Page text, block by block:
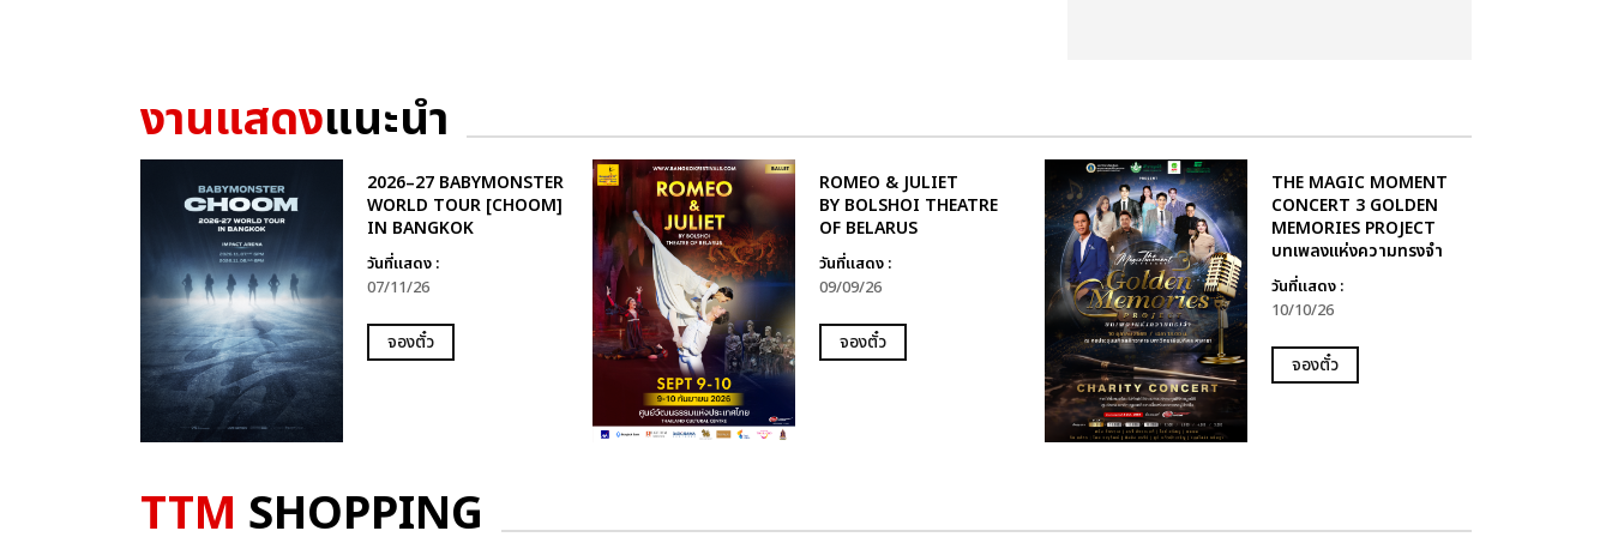
งานแสดงแนะนำ
2026–27 BABYMONSTER
WORLD TOUR [CHOOM]
IN BANGKOK
วันที่แสดง :
07/11/26
จองตั๋ว
ROMEO & JULIET
BY BOLSHOI THEATRE
OF BELARUS
วันที่แสดง :
09/09/26
จองตั๋ว
THE MAGIC MOMENT
CONCERT 3 GOLDEN
MEMORIES PROJECT
บทเพลงแห่งความทรงจำ
วันที่แสดง :
10/10/26
จองตั๋ว
TTM SHOPPING